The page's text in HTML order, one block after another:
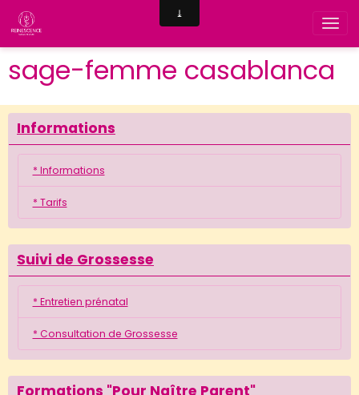
sage-femme casablanca
Informations
* Informations
* Tarifs
Suivi de Grossesse
* Entretien prénatal
* Consultation de Grossesse
Formations "Pour Naître Parent"